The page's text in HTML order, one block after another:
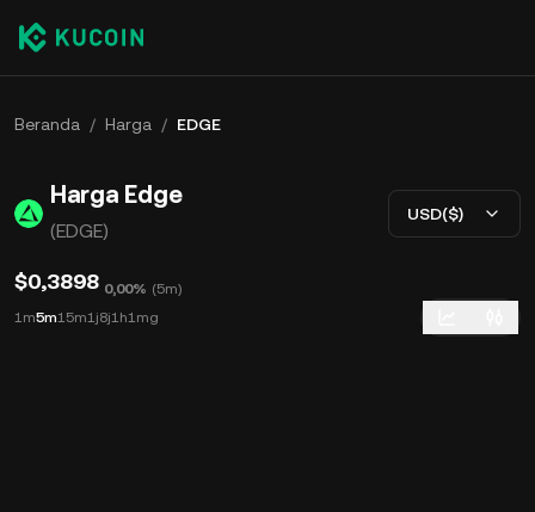
Beranda / Harga / EDGE
Harga Edge
(EDGE)
USD($)
$0,3898 0,00% (5m)
1m5m15m1j8j1h1mg